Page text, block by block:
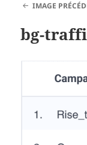
IMAGE
bg-